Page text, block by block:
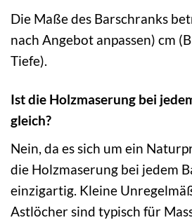
Die Maße des Barschranks
nach Angebot anpassen) cm
Tiefe).
Ist die Holzmaserung bei
gleich?
Nein, da es sich um ein
die Holzmaserung bei jedem
einzigartig. Kleine
Astlöcher sind typisch für